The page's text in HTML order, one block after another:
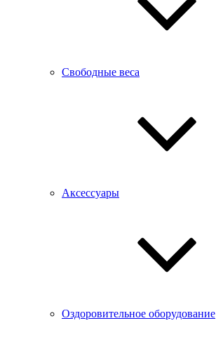
Свободные веса
Аксессуары
Оздоровительное оборудование